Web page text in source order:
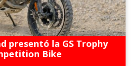
presentó la GS Trophy
Bike